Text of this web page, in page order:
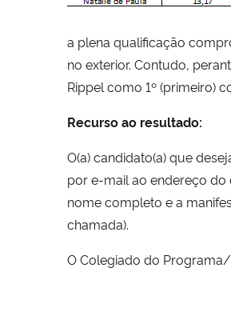
a plena qualificação
no exterior. Contudo,
Rippel como 1º (primeiro)
Recurso ao resultado:
O(a) candidato(a) que
por e-mail ao endereço do
nome completo e a
chamada).
O Colegiado do